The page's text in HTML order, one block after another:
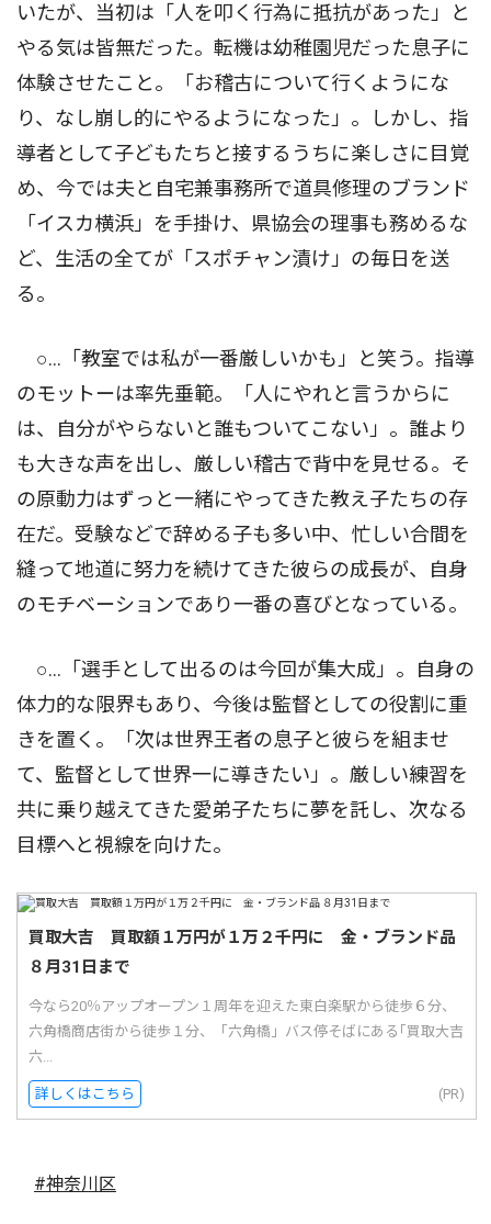
いたが、当初は「人を叩く行為に抵抗があった」と
やる気は皆無だった。転機は幼稚園児だった息子に
体験させたこと。「お稽古について行くようにな
り、なし崩し的にやるようになった」。しかし、指
導者として子どもたちと接するうちに楽しさに目覚
め、今では夫と自宅兼事務所で道具修理のブランド
「イスカ横浜」を手掛け、県協会の理事も務めるな
ど、生活の全てが「スポチャン漬け」の毎日を送
る。
○…「教室では私が一番厳しいかも」と笑う。指導
のモットーは率先垂範。「人にやれと言うからに
は、自分がやらないと誰もついてこない」。誰より
も大きな声を出し、厳しい稽古で背中を見せる。そ
の原動力はずっと一緒にやってきた教え子たちの存
在だ。受験などで辞める子も多い中、忙しい合間を
縫って地道に努力を続けてきた彼らの成長が、自身
のモチベーションであり一番の喜びとなっている。
○…「選手として出るのは今回が集大成」。自身の
体力的な限界もあり、今後は監督としての役割に重
きを置く。「次は世界王者の息子と彼らを組ませ
て、監督として世界一に導きたい」。厳しい練習を
共に乗り越えてきた愛弟子たちに夢を託し、次なる
目標へと視線を向けた。
買取大吉 買取額１万円が１万２千円に 金・ブランド品
８月31日まで
今なら20％アップオープン１周年を迎えた東白楽駅から徒歩６分、
六角橋商店街から徒歩１分、「六角橋」バス停そばにある｢買取大吉
六...
詳しくはこちら (PR)
#神奈川区